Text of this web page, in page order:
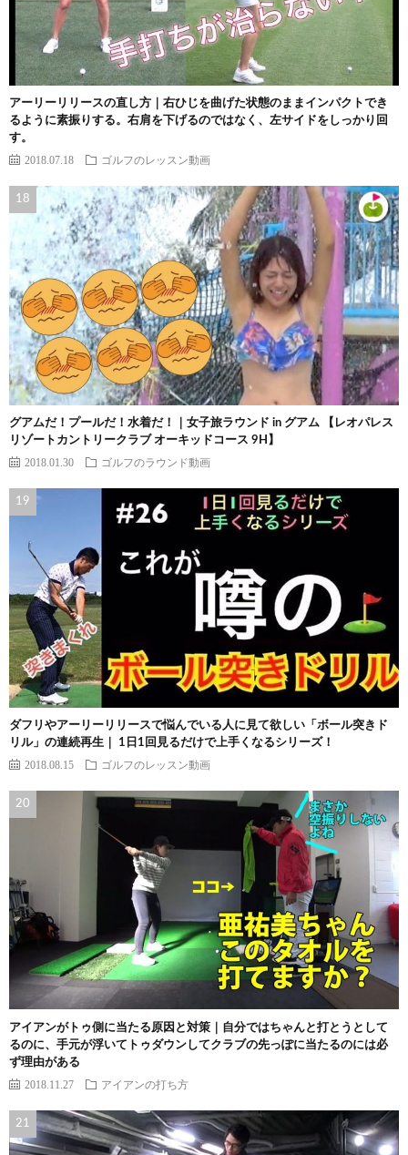
アーリーリリースの直し方｜右ひじを曲げた状態のままインパクトでき
るように素振りする。右肩を下げるのではなく、左サイドをしっかり回
す。
2018.07.18 ゴルフのレッスン動画
グアムだ！プールだ！水着だ！｜女子旅ラウンド in グアム 【レオパレス
リゾートカントリークラブ オーキッドコース 9H】
2018.01.30 ゴルフのラウンド動画
ダフリやアーリーリリースで悩んでいる人に見て欲しい「ボール突きド
リル」の連続再生｜ 1日1回見るだけで上手くなるシリーズ！
2018.08.15 ゴルフのレッスン動画
アイアンがトゥ側に当たる原因と対策｜自分ではちゃんと打とうとして
るのに、手元が浮いてトゥダウンしてクラブの先っぽに当たるのには必
ず理由がある
2018.11.27 アイアンの打ち方